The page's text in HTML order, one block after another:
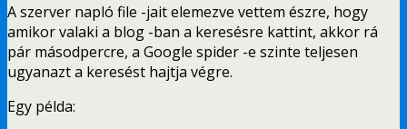
A szerver napló file -jait elemezve vettem észre, hogy
amikor valaki a blog -ban a keresésre kattint, akkor rá
pár másodpercre, a Google spider -e szinte teljesen
ugyanazt a keresést hajtja végre.
Egy példa: